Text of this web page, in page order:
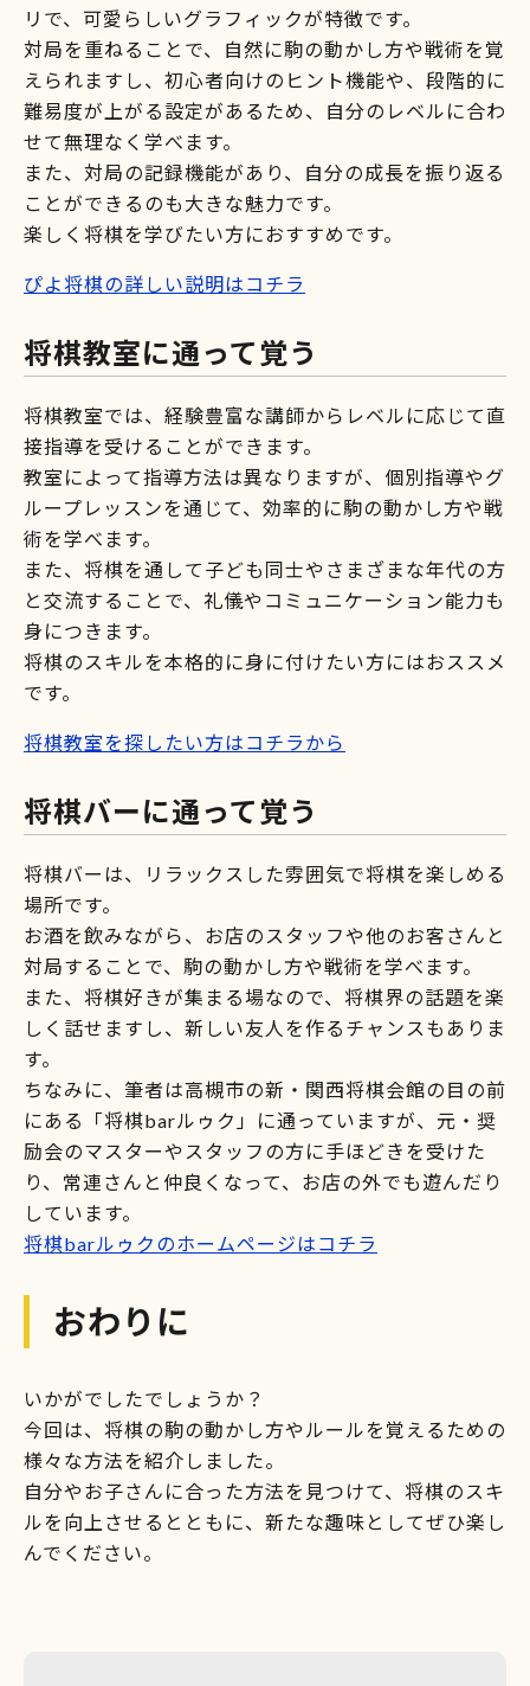
リで、可愛らしいグラフィックが特徴です。
対局を重ねることで、自然に駒の動かし方や戦術を覚
えられますし、初心者向けのヒント機能や、段階的に
難易度が上がる設定があるため、自分のレベルに合わ
せて無理なく学べます。
また、対局の記録機能があり、自分の成長を振り返る
ことができるのも大きな魅力です。
楽しく将棋を学びたい方におすすめです。
ぴよ将棋の詳しい説明はコチラ
将棋教室に通って覚う
将棋教室では、経験豊富な講師からレベルに応じて直
接指導を受けることができます。
教室によって指導方法は異なりますが、個別指導やグ
ループレッスンを通じて、効率的に駒の動かし方や戦
術を学べます。
また、将棋を通して子ども同士やさまざまな年代の方
と交流することで、礼儀やコミュニケーション能力も
身につきます。
将棋のスキルを本格的に身に付けたい方にはおススメ
です。
将棋教室を探したい方はコチラから
将棋バーに通って覚う
将棋バーは、リラックスした雰囲気で将棋を楽しめる
場所です。
お酒を飲みながら、お店のスタッフや他のお客さんと
対局することで、駒の動かし方や戦術を学べます。
また、将棋好きが集まる場なので、将棋界の話題を楽
しく話せますし、新しい友人を作るチャンスもありま
す。
ちなみに、筆者は高槻市の新・関西将棋会館の目の前
にある「将棋barルゥク」に通っていますが、元・奨
励会のマスターやスタッフの方に手ほどきを受けた
り、常連さんと仲良くなって、お店の外でも遊んだり
しています。
将棋barルゥクのホームページはコチラ
おわりに
いかがでしたでしょうか？
今回は、将棋の駒の動かし方やルールを覚えるための
様々な方法を紹介しました。
自分やお子さんに合った方法を見つけて、将棋のスキ
ルを向上させるとともに、新たな趣味としてぜひ楽し
んでください。